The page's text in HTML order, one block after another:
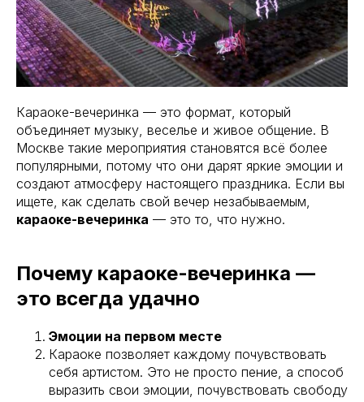
Караоке-вечеринка — это формат, который
объединяет музыку, веселье и живое общение. В
Москве такие мероприятия становятся всё более
популярными, потому что они дарят яркие эмоции и
создают атмосферу настоящего праздника. Если вы
ищете, как сделать свой вечер незабываемым,
караоке-вечеринка — это то, что нужно.
Почему караоке-вечеринка —
это всегда удачно
Эмоции на первом месте
Караоке позволяет каждому почувствовать
себя артистом. Это не просто пение, а способ
выразить свои эмоции, почувствовать свободу